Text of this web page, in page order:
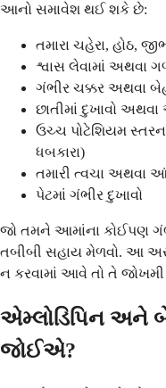
આનો સમાવેશ થઈ શકે છે:
તમારા ચહેરા, હોઠ,
શ્વાસ લેવામાં અથવા
ગંભીર ચક્કર અથવા
છાતીમાં દુખાવો
ઉચ્ચ પોટેશિયમ
ધબકારા)
તમારી ત્વચા અથવા
પેટમાં ગંભીર દુખાવો
જો તમને આમાંના કોઈપણ
તબીબી સહાય મેળવો. આ
ન કરવામાં આવે તો તે
એમ્લોડિપિન અને
જોઈએ?